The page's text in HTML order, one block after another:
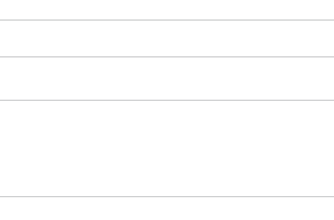
20 мая 2026 в 16:20: